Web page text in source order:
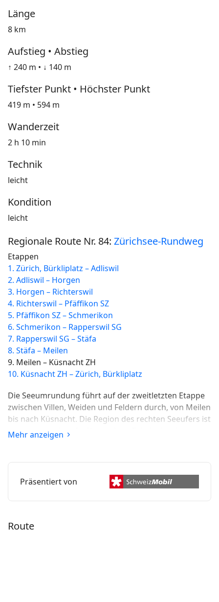
Länge
8 km
Aufstieg • Abstieg
↑ 240 m • ↓ 140 m
Tiefster Punkt • Höchster Punkt
419 m • 594 m
Wanderzeit
2 h 10 min
Technik
leicht
Kondition
leicht
Regionale Route Nr. 84: Zürichsee-Rundweg
Etappen
1. Zürich, Bürkliplatz – Adliswil
2. Adliswil – Horgen
3. Horgen – Richterswil
4. Richterswil – Pfäffikon SZ
5. Pfäffikon SZ – Schmerikon
6. Schmerikon – Rapperswil SG
7. Rapperswil SG – Stäfa
8. Stäfa – Meilen
9. Meilen – Küsnacht ZH
10. Küsnacht ZH – Zürich, Bürkliplatz
Die Seeumrundung führt auf der zweitletzten Etappe
zwischen Villen, Weiden und Feldern durch, von Meilen
bis nach Küsnacht. Die Region des rechten Seeufers ist
sonnenverwöhnt. Im Küsnachter Tobel mit seinen
Wasserfällen und Findlingen finden sich auch
Mehr anzeigen
Präsentiert von
Route